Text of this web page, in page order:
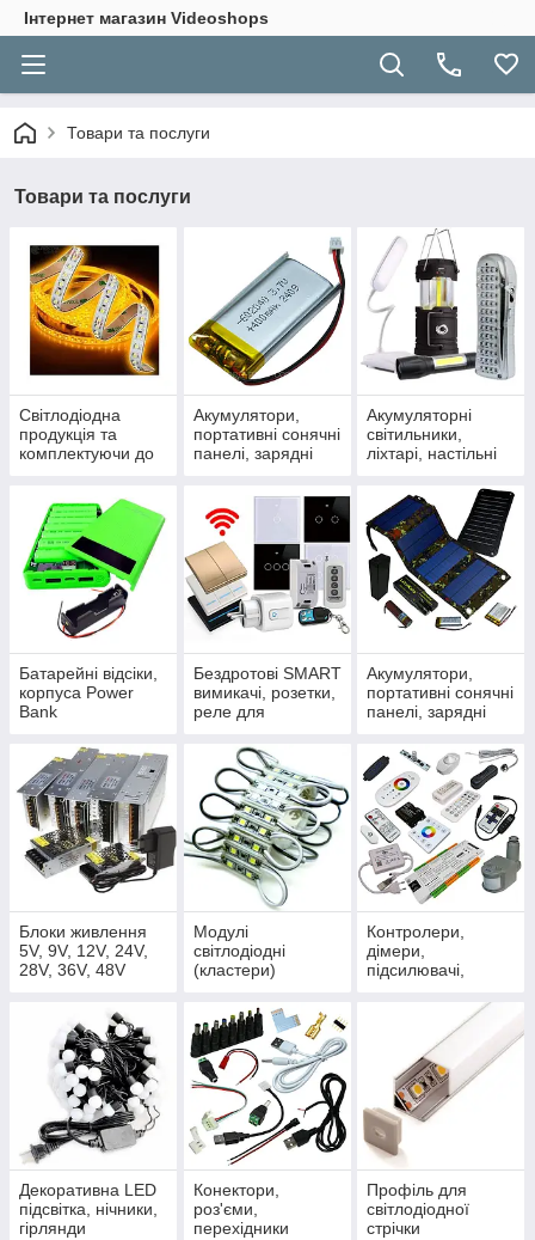
Інтернет магазин Videoshops
Товари та послуги
Товари та послуги
Світлодіодна
продукція та
комплектуючи до
Акумулятори,
портативні сонячні
панелі, зарядні
Акумуляторні
світильники,
ліхтарі, настільні
Батарейні відсіки,
корпуса Power
Bank
Бездротові SMART
вимикачі, розетки,
реле для
Акумулятори,
портативні сонячні
панелі, зарядні
Блоки живлення
5V, 9V, 12V, 24V,
28V, 36V, 48V
Модулі
світлодіодні
(кластери)
Контролери,
дімери,
підсилювачі,
Декоративна LED
підсвітка, нічники,
гірлянди
Конектори,
роз'єми,
перехідники
Профіль для
світлодіодної
стрічки